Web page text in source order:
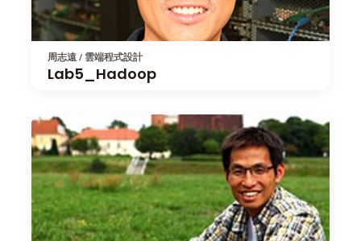
周志遠 / 雲端程式設計
Lab5_Hadoop